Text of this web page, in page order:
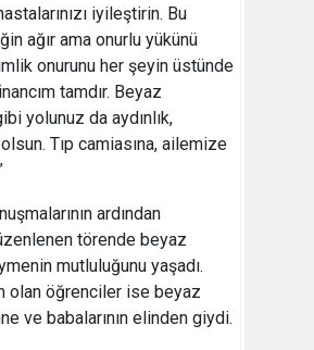
iyileştirin. Bu
ağır ama onurlu yükünü
onurunu her şeyin üstünde
tamdır. Beyaz
yolunuz da aydınlık,
olsun. Tıp camiasına, ailemize
ardından
törende beyaz
mutluluğunu yaşadı.
olan öğrenciler ise beyaz
ve babalarının elinden giydi.